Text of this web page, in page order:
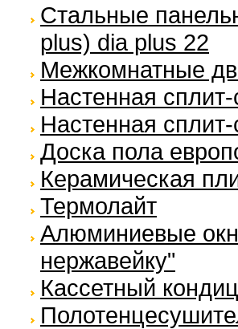
Стальные
plus) dia plus 22
Межкомнатные
Настенная
Настенная
Доска пола
Керамическая
Термолайт
Алюминиевые
нержавейку"
Кассетный